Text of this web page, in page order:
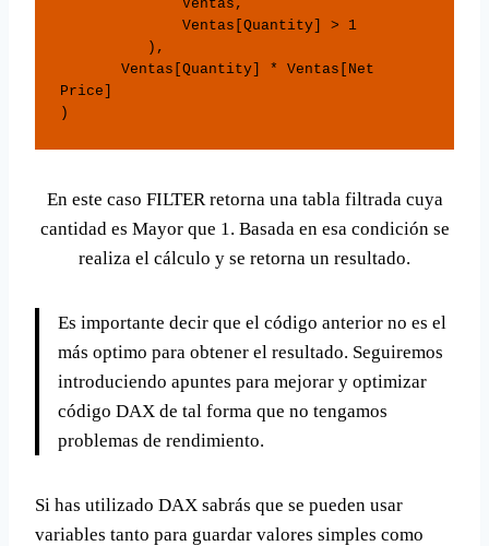
Price]
)
En este caso FILTER retorna una tabla filtrada cuya
cantidad es Mayor que 1. Basada en esa condición se
realiza el cálculo y se retorna un resultado.
Es importante decir que el código anterior no es el
más optimo para obtener el resultado. Seguiremos
introduciendo apuntes para mejorar y optimizar
código DAX de tal forma que no tengamos
problemas de rendimiento.
Si has utilizado DAX sabrás que se pueden usar
variables tanto para guardar valores simples como